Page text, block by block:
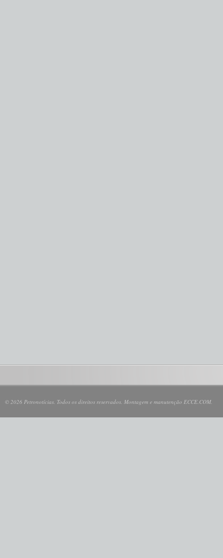
© 2026 Petronotícias. Todos os direitos reservados. Montagem e manutenção ECCE.COM.